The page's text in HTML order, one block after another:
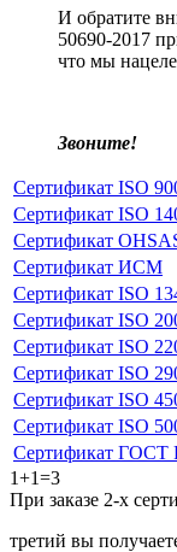
И обратите
50690-2017
что мы
Звоните!
Сертификат ISO
Сертификат ISO
Сертификат
Сертификат ИСМ
Сертификат ISO
Сертификат ISO
Сертификат ISO
Сертификат ISO
Сертификат ISO
Сертификат ISO
Сертификат ГОСТ
1+1=3
При заказе 2-х
третий вы